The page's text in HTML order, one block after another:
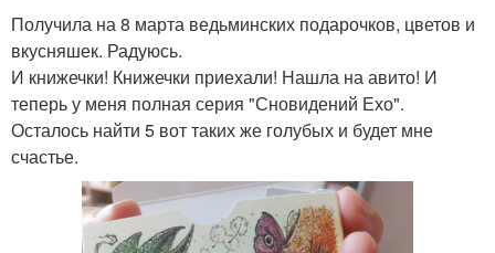
Получила на 8 марта ведьминских подарочков, цветов и
вкусняшек. Радуюсь.
И книжечки! Книжечки приехали! Нашла на авито! И
теперь у меня полная серия "Сновидений Ехо".
Осталось найти 5 вот таких же голубых и будет мне
счастье.